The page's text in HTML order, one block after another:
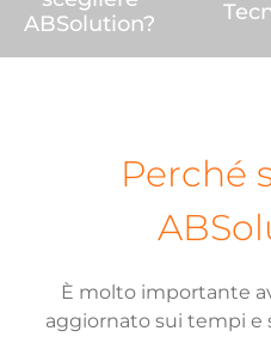
ABSolution?
Perché
È molto importante
aggiornato sui tempi e